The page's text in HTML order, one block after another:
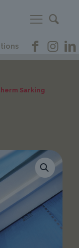
Sarking